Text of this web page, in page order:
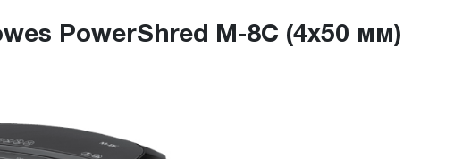
PowerShred M-8C (4x50 мм)